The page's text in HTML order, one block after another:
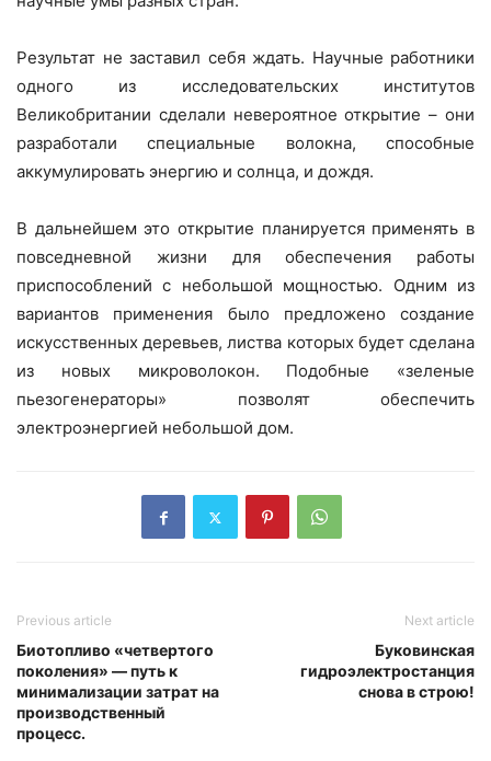
Результат не заставил себя ждать. Научные работники
одного из исследовательских институтов
Великобритании сделали невероятное открытие – они
разработали специальные волокна, способные
аккумулировать энергию и солнца, и дождя.
В дальнейшем это открытие планируется применять в
повседневной жизни для обеспечения работы
приспособлений с небольшой мощностью. Одним из
вариантов применения было предложено создание
искусственных деревьев, листва которых будет сделана
из новых микроволокон. Подобные «зеленые
пьезогенераторы» позволят обеспечить
электроэнергией небольшой дом.
Previous article
Биотопливо «четвертого
поколения» — путь к
минимализации затрат на
производственный
процесс.
Next article
Буковинская
гидроэлектростанция
снова в строю!